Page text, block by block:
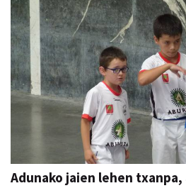
Adunako jaien lehen